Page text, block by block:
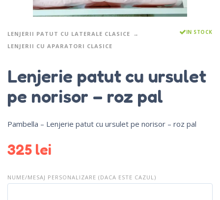
LENJERII PATUT CU LATERALE CLASICE
LENJERII CU APARATORI CLASICE
IN STOCK
Lenjerie patut cu ursulet
pe norisor – roz pal
Pambella – Lenjerie patut cu ursulet pe norisor – roz pal
325 lei
NUME/MESAJ PERSONALIZARE (DACA ESTE CAZUL)